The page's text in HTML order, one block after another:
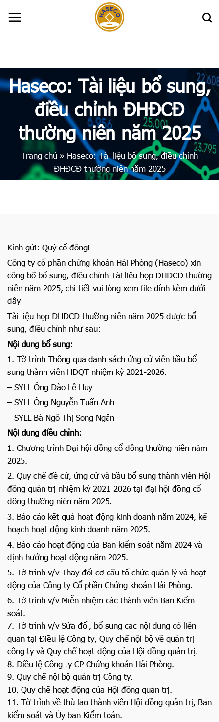
Haseco: Tài liệu bổ sung,
điều chỉnh ĐHĐCĐ
thường niên năm 2025
Trang chủ » Haseco: Tài liệu bổ sung, điều chỉnh
ĐHĐCĐ thường niên năm 2025
Kính gửi: Quý cổ đông!
Công ty cổ phần chứng khoán Hải Phòng (Haseco) xin
công bố bổ sung, điều chỉnh Tài liệu họp ĐHĐCĐ thường
niên năm 2025, chi tiết vui lòng xem file đính kèm dưới
đây
Tài liệu họp ĐHĐCĐ thường niên năm 2025 được bổ
sung, điều chỉnh như sau:
Nội dung bổ sung:
1. Tờ trình Thông qua danh sách ứng cử viên bầu bổ
sung thành viên HĐQT nhiệm kỳ 2021-2026.
– SYLL Ông Đào Lê Huy
– SYLL Ông Nguyễn Tuấn Anh
– SYLL Bà Ngô Thị Song Ngân
Nội dung điều chỉnh:
1. Chương trình Đại hội đồng cổ đông thường niên năm
2025.
2. Quy chế đề cử, ứng cử và bầu bổ sung thành viên Hội
đồng quản trị nhiệm kỳ 2021-2026 tại đại hội đồng cổ
đông thường niên năm 2025.
3. Báo cáo kết quả hoạt động kinh doanh năm 2024, kế
hoạch hoạt động kinh doanh năm 2025.
4. Báo cáo hoạt động của Ban kiểm soát năm 2024 và
định hướng hoạt động năm 2025.
5. Tờ trình v/v Thay đổi cơ cấu tổ chức quản lý và hoạt
động của Công ty Cổ phần Chứng khoán Hải Phòng.
6. Tờ trình v/v Miễn nhiệm các thành viên Ban Kiểm
soát.
7. Tờ trình v/v Sửa đổi, bổ sung các nội dung có liên
quan tại Điều lệ Công ty, Quy chế nội bộ về quản trị
công ty và Quy chế hoạt động của Hội đồng quản trị.
8. Điều lệ Công ty CP Chứng khoán Hải Phòng.
9. Quy chế nội bộ quản trị Công ty.
10. Quy chế hoạt động của Hội đồng quản trị.
11. Tờ trình về thù lao thành viên Hội đồng quản trị, Ban
kiểm soát và Ủy ban Kiểm toán.